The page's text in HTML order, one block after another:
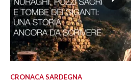
CRONACA SARDEGNA